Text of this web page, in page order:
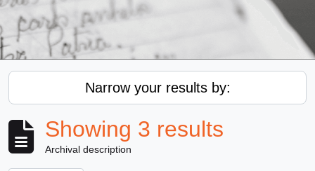
Narrow your results by:
Showing 3 results
Archival description